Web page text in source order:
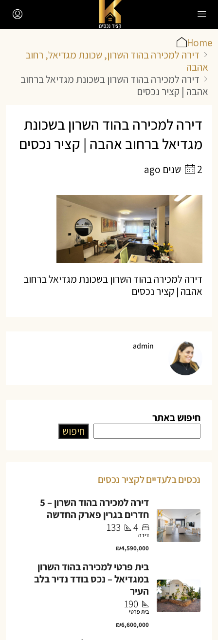
Home
דירה למכירה בהוד השרון, שכונת מגדיאל, רחוב
אהבה
דירה למכירה בהוד השרון בשכונת מגדיאל ברחוב
אהבה | קציר נכסים
דירה למכירה בהוד השרון בשכונת
מגדיאל ברחוב אהבה | קציר נכסים
2 שנים ago
דירה למכירה בהוד השרון בשכונת מגדיאל ברחוב
אהבה | קציר נכסים
admin
חיפוש באתר
חיפוש
נכסים בלעדיים לקציר נכסים
דירה למכירה בהוד השרון – 5
חדרים בגרין פארק החדשה
4
133
דירה
₪4,590,000
בית פרטי למכירה בהוד השרון
במגדיאל – נכס בודד נדיר בלב
העיר
190
בית פרטי
₪6,600,000